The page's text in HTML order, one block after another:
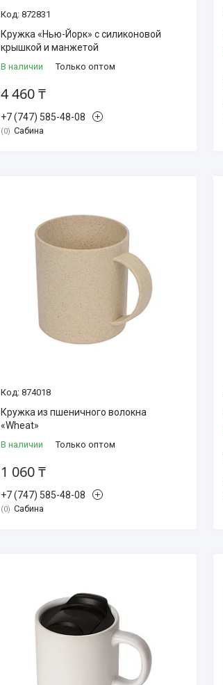
872831
Кружка «Нью-Йорк» с силиконовой
крышкой и манжетой
В наличии Только оптом
4 460 ₸
+7 (747) 585-48-08
0 Сабина
874018
Кружка из пшеничного волокна
«Wheat»
В наличии Только оптом
1 060 ₸
+7 (747) 585-48-08
0 Сабина